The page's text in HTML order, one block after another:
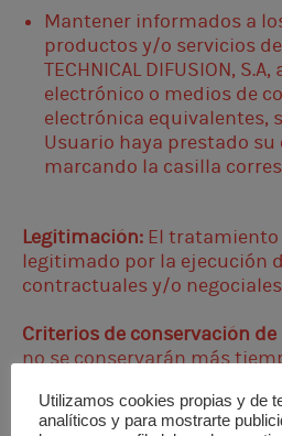
Mantener informados a
productos y/o servicios de
TECHNICAL DIFUSION,
electrónico o medios de
electrónica equivalentes,
Usuario haya prestado
marcando la casilla
Legitimación: El
legitimado por la ejecución
contractuales y/o
Criterios de conservación
no se conservarán más
una obligación legal.
Utilizamos cookies propias y de
analíticos y para mostrarte